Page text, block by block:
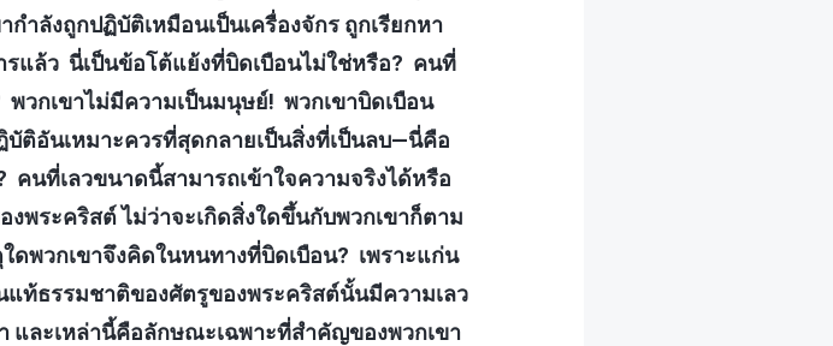
กำลังถูกปฏิบัติเหมือนเป็นเครื่องจักร ถูกเรียกหา
รแล้ว นี่เป็นข้อโต้แย้งที่บิดเบือนไม่ใช่หรือ? คนที่
วกเขาไม่มีความเป็นมนุษย์! พวกเขาบิดเบือน
ติอันเหมาะควรที่สุดกลายเป็นสิ่งที่เป็นลบ—นี่คือ
คนที่เลวขนาดนี้สามารถเข้าใจความจริงได้หรือ
ระคริสต์ ไม่ว่าจะเกิดสิ่งใดขึ้นกับพวกเขาก็ตาม
ดพวกเขาจึงคิดในหนทางที่บิดเบือน? เพราะแก่น
ท้ธรรมชาติของศัตรูของพระคริสต์นั้นมีความเลว
และเหล่านี้คือลักษณะเฉพาะที่สำคัญของพวกเขา